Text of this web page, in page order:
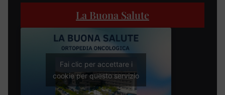
La Buona Salute
Fai clic per accettare i
cookie per questo servizio